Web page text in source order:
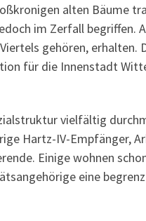
alten Bäume
im Zerfall begriffen.
gehören, erhalten.
für die Innenstadt
vielfältig
Hartz-IV-Empfänger,
Einige wohnen
eine